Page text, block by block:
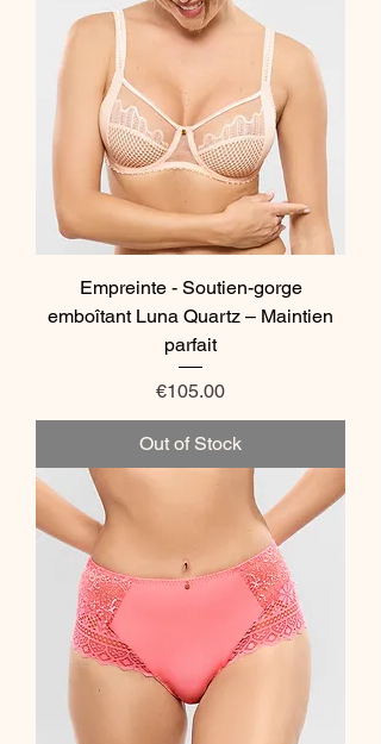
Empreinte - Soutien-gorge
emboîtant Luna Quartz – Maintien
parfait
Price
€105.00
Out of Stock